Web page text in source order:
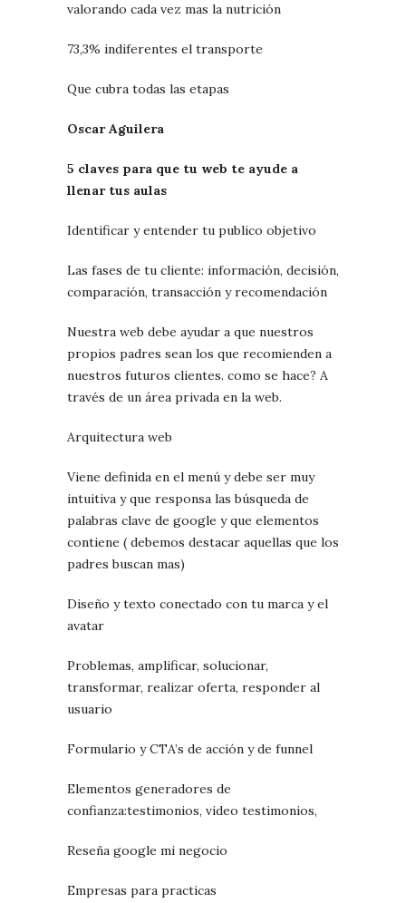
valorando cada vez mas la nutrición
73,3% indiferentes el transporte
Que cubra todas las etapas
Oscar Aguilera
5 claves para que tu web te ayude a
llenar tus aulas
Identificar y entender tu publico objetivo
Las fases de tu cliente: información, decisión,
comparación, transacción y recomendación
Nuestra web debe ayudar a que nuestros
propios padres sean los que recomienden a
nuestros futuros clientes. como se hace? A
través de un área privada en la web.
Arquitectura web
Viene definida en el menú y debe ser muy
intuitiva y que responsa las búsqueda de
palabras clave de google y que elementos
contiene ( debemos destacar aquellas que los
padres buscan mas)
Diseño y texto conectado con tu marca y el
avatar
Problemas, amplificar, solucionar,
transformar, realizar oferta, responder al
usuario
Formulario y CTA’s de acción y de funnel
Elementos generadores de
confianza:testimonios, video testimonios,
Reseña google mi negocio
Empresas para practicas